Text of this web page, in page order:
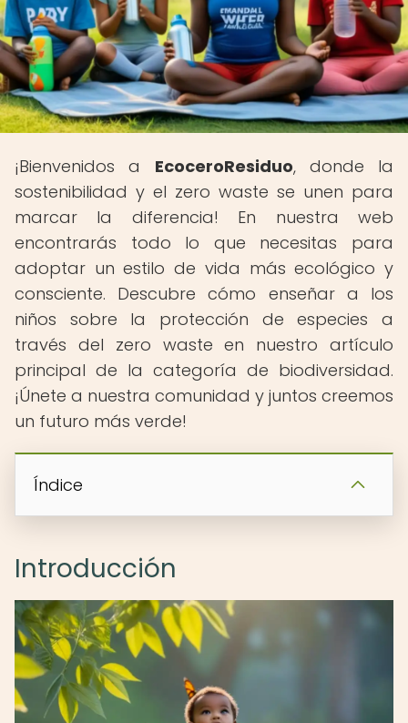
¡Bienvenidos a EcoceroResiduo, donde la
sostenibilidad y el zero waste se unen para
marcar la diferencia! En nuestra web
encontrarás todo lo que necesitas para
adoptar un estilo de vida más ecológico y
consciente. Descubre cómo enseñar a los
niños sobre la protección de especies a
través del zero waste en nuestro artículo
principal de la categoría de biodiversidad.
¡Únete a nuestra comunidad y juntos creemos
un futuro más verde!
Índice
Introducción